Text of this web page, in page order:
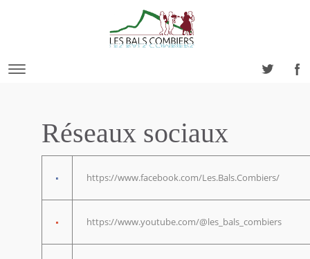
Réseaux sociaux
https://www.facebook.com/Les.Bals.Combiers/
https://www.youtube.com/@les_bals_combiers